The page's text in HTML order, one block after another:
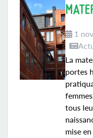
1
La
portes
tous
mise